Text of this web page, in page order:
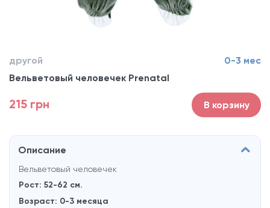
другой
0-3 мес
Вельветовый человечек Prenatal
215 грн В корзину
Описание
Вельветовый человечек
Рост: 52-62 см.
Возраст: 0-3 месяцa